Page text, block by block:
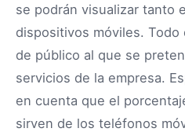
se podrán visualizar tanto
dispositivos móviles. Todo
de público al que se
servicios de la empresa.
en cuenta que el
sirven de los teléfonos